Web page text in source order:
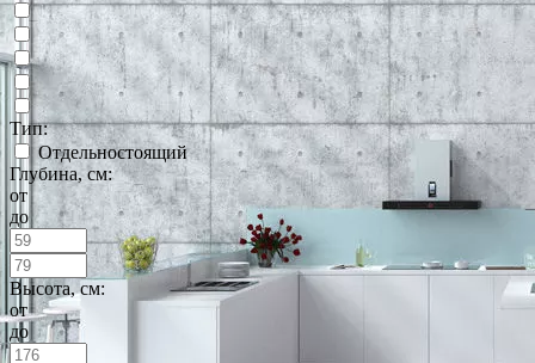
Тип:
Отдельностоящий
Глубина, см:
от
до
Высота, см:
от
до